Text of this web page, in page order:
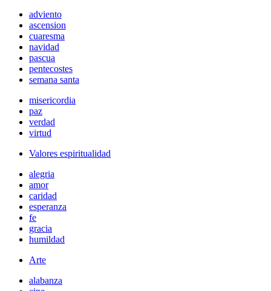
adviento
ascension
cuaresma
navidad
pascua
pentecostes
semana santa
misericordia
paz
verdad
virtud
Valores espiritualidad
alegria
amor
caridad
esperanza
fe
gracia
humildad
Arte
alabanza